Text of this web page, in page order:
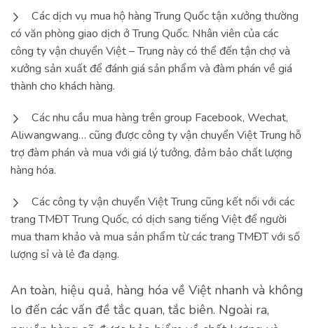
Các dịch vụ mua hộ hàng Trung Quốc tận xưởng thường
có văn phòng giao dịch ở Trung Quốc. Nhân viên của các
công ty vận chuyển Việt – Trung này có thể đến tận chợ và
xưởng sản xuất để đánh giá sản phẩm và đàm phán về giá
thành cho khách hàng.
Các nhu cầu mua hàng trên group Facebook, Wechat,
Aliwangwang… cũng được công ty vận chuyển Việt Trung hỗ
trợ đàm phán và mua với giá lý tưởng, đảm bảo chất lượng
hàng hóa.
Các công ty vận chuyển Việt Trung cũng kết nối với các
trang TMĐT Trung Quốc, có dịch sang tiếng Việt để người
mua tham khảo và mua sản phẩm từ các trang TMĐT với số
lượng sỉ và lẻ đa dạng.
An toàn, hiệu quả, hàng hóa về Việt nhanh và không
lo đến các vấn đề tắc quan, tắc biên. Ngoài ra,